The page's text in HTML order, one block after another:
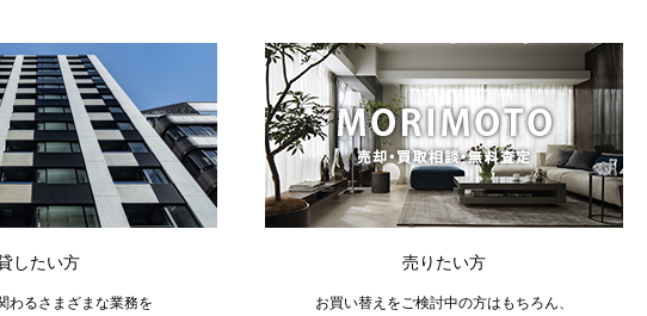
したい方
わるさまざまな業務を
売りたい方
お買い替えをご検討中の方はもちろん、